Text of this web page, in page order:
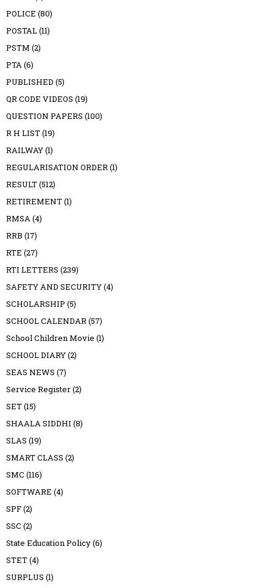
POLICE (80)
POSTAL(11)
PSTM (2)
PTA(6)
PUBLISHED (5)
QR CODE VIDEOS (19)
QUESTION PAPERS (100)
R H LIST(19)
RAILWAY(1)
REGULARISATION ORDER(1)
RESULT(512)
RETIREMENT(1)
RMSA(4)
RRB (17)
RTE (27)
RTI LETTERS (239)
SAFETY AND SECURITY(4)
SCHOLARSHIP (5)
SCHOOL CALENDAR(57)
School Children Movie (1)
SCHOOL DIARY(2)
SEAS NEWS (7)
Service Register(2)
SET(15)
SHAALA SIDDHI (8)
SLAS (19)
SMART CLASS (2)
SMC (116)
SOFTWARE (4)
SPF(2)
SSC (2)
State Education Policy(6)
STET(4)
SURPLUS (1)